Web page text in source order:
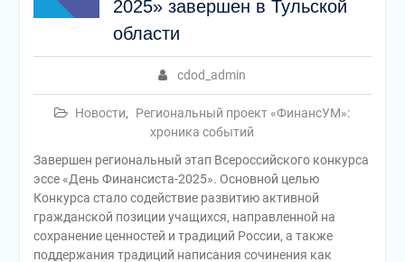
2025» завершен в Тульской
области
cdod_admin
Новости,
Региональный проект «ФинансУМ»:
хроника событий
Завершен региональный этап Всероссийского конкурса
эссе «День Финансиста-2025». Основной целью
Конкурса стало содействие развитию активной
гражданской позиции учащихся, направленной на
сохранение ценностей и традиций России, а также
поддержания традиций написания сочинения как